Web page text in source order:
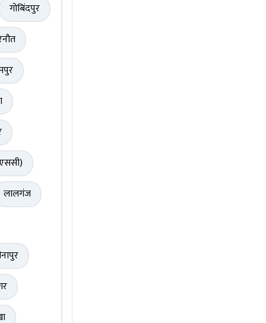
गोबिंदपुर
लालगंज